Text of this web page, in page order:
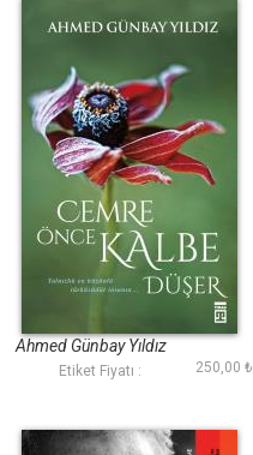
Ahmed Günbay Yıldız
Etiket Fiyatı : 250,00 ₺